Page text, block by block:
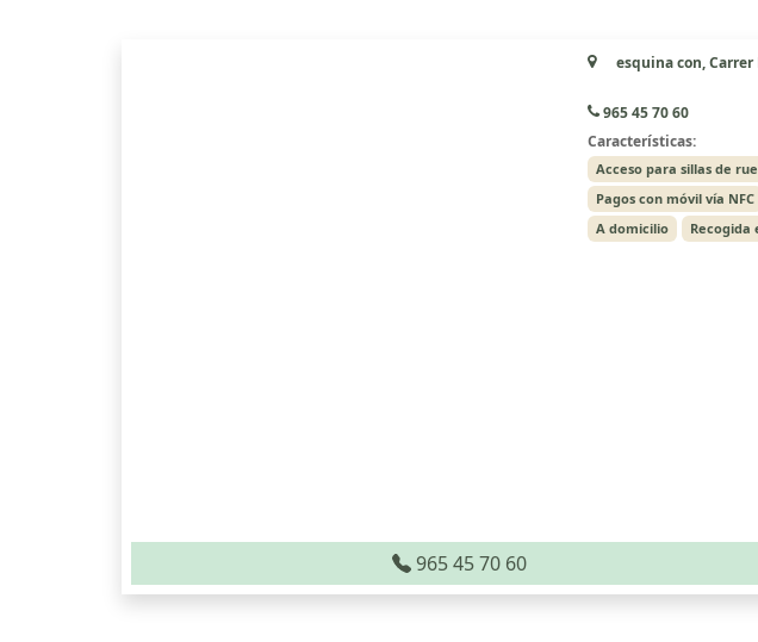
esquina con, Carrer
965 45 70 60
Características:
Acceso para sillas de
Pagos con móvil vía NFC
A domicilio
Recogida
965 45 70 60